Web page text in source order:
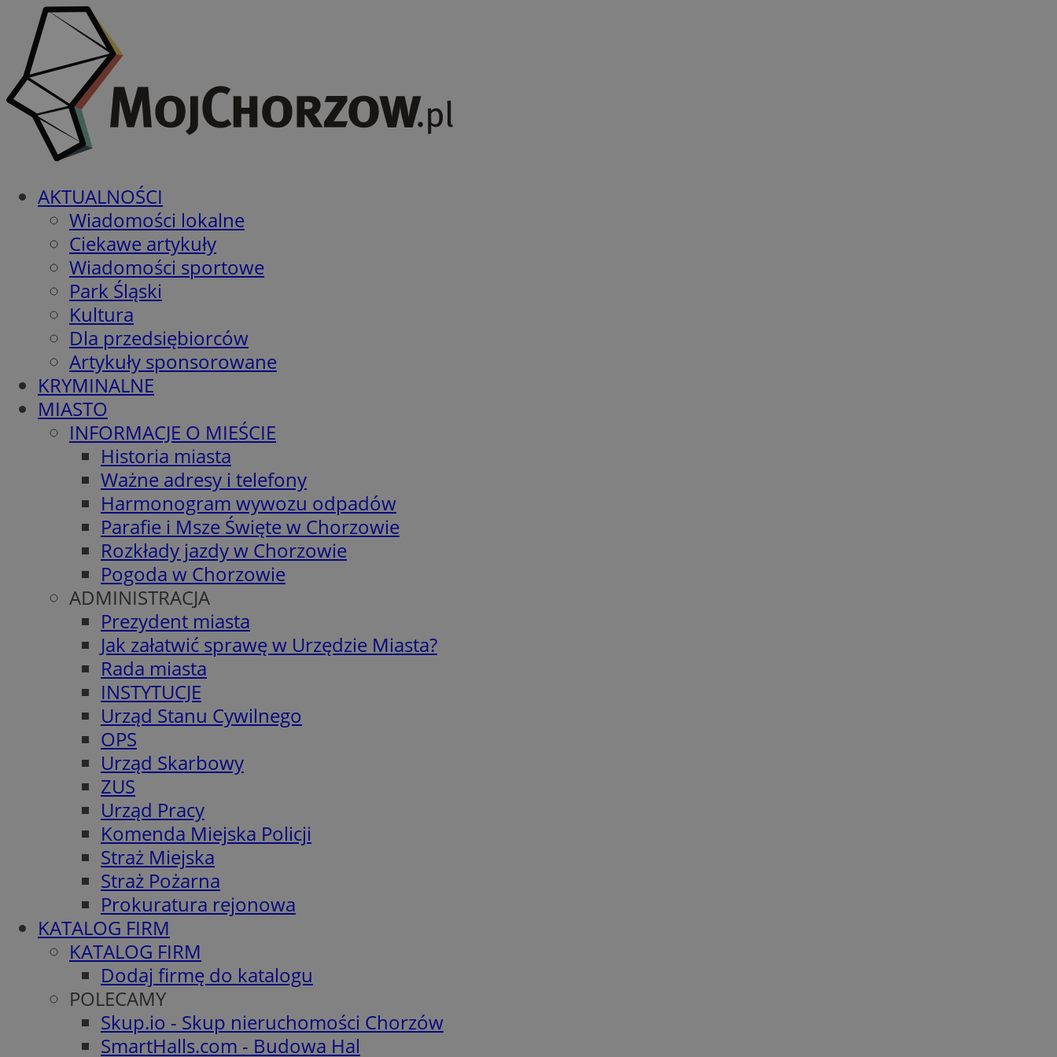
AKTUALNOŚCI
Wiadomości lokalne
Ciekawe artykuły
Wiadomości sportowe
Park Śląski
Kultura
Dla przedsiębiorców
Artykuły sponsorowane
KRYMINALNE
MIASTO
INFORMACJE O MIEŚCIE
Historia miasta
Ważne adresy i telefony
Harmonogram wywozu odpadów
Parafie i Msze Święte w Chorzowie
Rozkłady jazdy w Chorzowie
Pogoda w Chorzowie
ADMINISTRACJA
Prezydent miasta
Jak załatwić sprawę w Urzędzie Miasta?
Rada miasta
INSTYTUCJE
Urząd Stanu Cywilnego
OPS
Urząd Skarbowy
ZUS
Urząd Pracy
Komenda Miejska Policji
Straż Miejska
Straż Pożarna
Prokuratura rejonowa
KATALOG FIRM
KATALOG FIRM
Dodaj firmę do katalogu
POLECAMY
Skup.io - Skup nieruchomości Chorzów
SmartHalls.com - Budowa Hal